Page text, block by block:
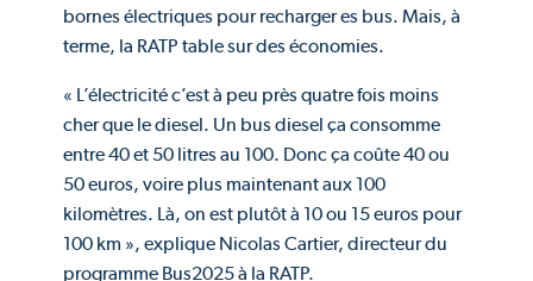
bornes électriques pour recharger es bus. Mais, à
terme, la RATP table sur des économies.
« L’électricité c’est à peu près quatre fois moins
cher que le diesel. Un bus diesel ça consomme
entre 40 et 50 litres au 100. Donc ça coûte 40 ou
50 euros, voire plus maintenant aux 100
kilomètres. Là, on est plutôt à 10 ou 15 euros pour
100 km », explique Nicolas Cartier, directeur du
programme Bus2025 à la RATP.